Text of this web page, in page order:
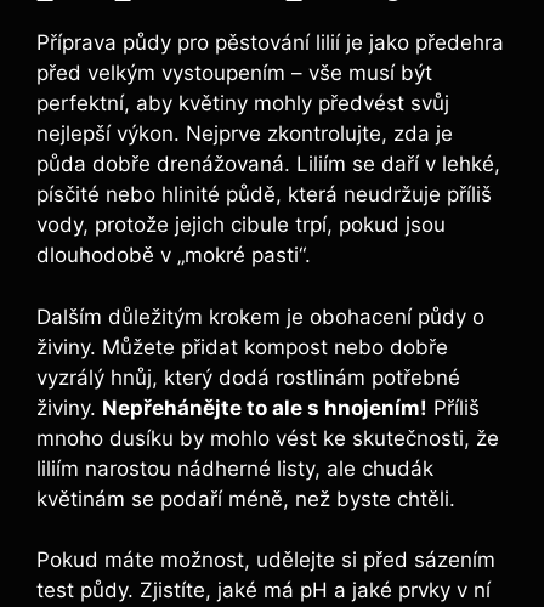
Příprava půdy pro pěstování lilií je jako předehra
před velkým vystoupením – vše musí být
perfektní, aby květiny mohly předvést svůj
nejlepší výkon. Nejprve zkontrolujte, zda je
půda dobře drenážovaná. Liliím se daří v lehké,
písčité nebo hlinité půdě, která neudržuje příliš
vody, protože jejich cibule trpí, pokud jsou
dlouhodobě v „mokré pasti“.
Dalším důležitým krokem je obohacení půdy o
živiny. Můžete přidat kompost nebo dobře
vyzrálý hnůj, který dodá rostlinám potřebné
živiny. Nepřehánějte to ale s hnojením! Příliš
mnoho dusíku by mohlo vést ke skutečnosti, že
liliím narostou nádherné listy, ale chudák
květinám se podaří méně, než byste chtěli.
Pokud máte možnost, udělejte si před sázením
test půdy. Zjistíte, jaké má pH a jaké prvky v ní